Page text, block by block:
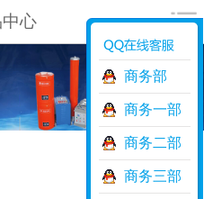
心
商务部
商务一部
商务二部
商务三部